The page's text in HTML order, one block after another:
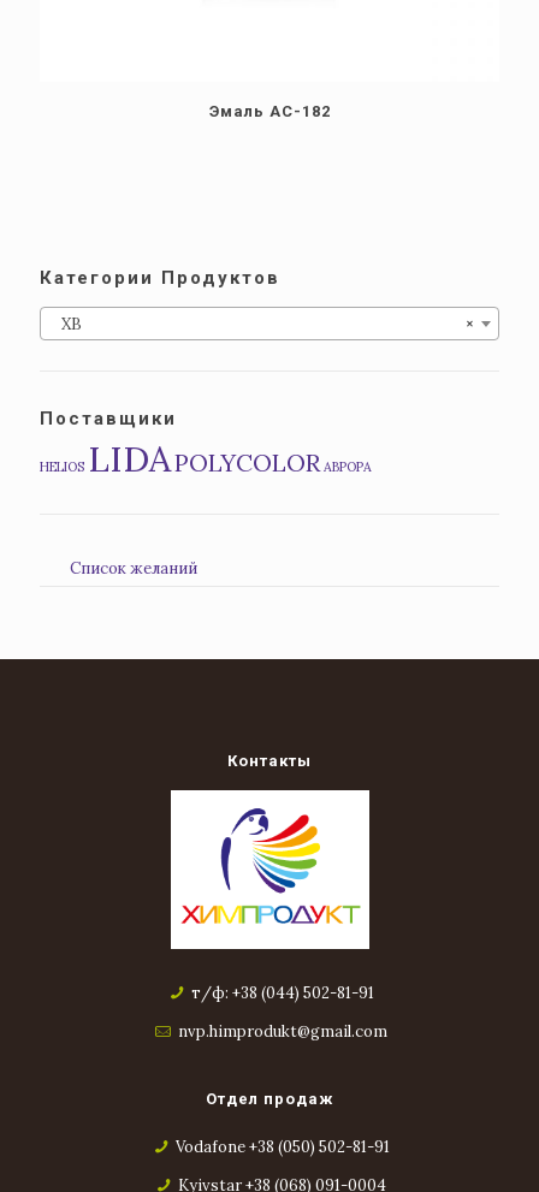
Эмаль АС-182
Категории Продуктов
×
ХВ
Поставщики
HELIOS LIDAPOLYCOLOR АВРОРА
Список желаний
Контакты
т/ф: +38 (044) 502-81-91
nvp.himprodukt@gmail.com
Отдел продаж
Vodafone +38 (050) 502-81-91
Kyivstar +38 (068) 091-0004